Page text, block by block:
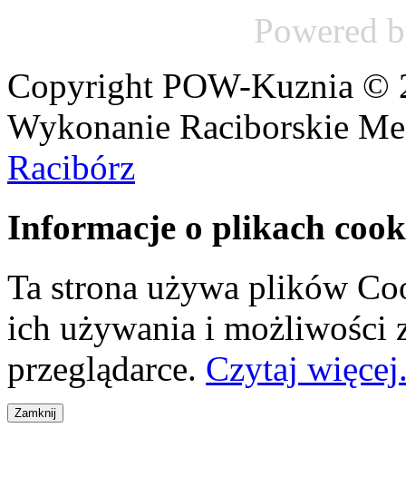
Powered
Copyright POW-Kuznia ©
Wykonanie Raciborskie
Racibórz
Informacje o plikach
Ta strona używa plików
ich używania i możliwości
przeglądarce. Czytaj